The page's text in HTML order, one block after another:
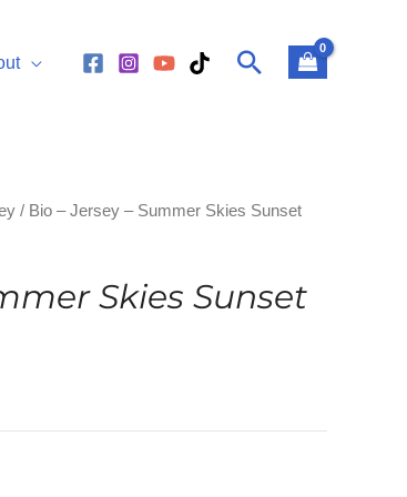
Suchen
/ Bio – Jersey – Summer Skies Sunset
Skies Sunset